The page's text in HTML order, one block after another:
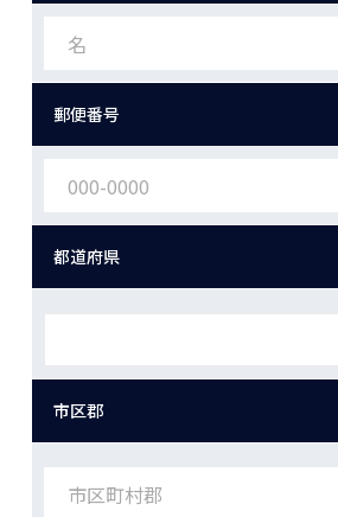
郵便番号
都道府県
市区郡